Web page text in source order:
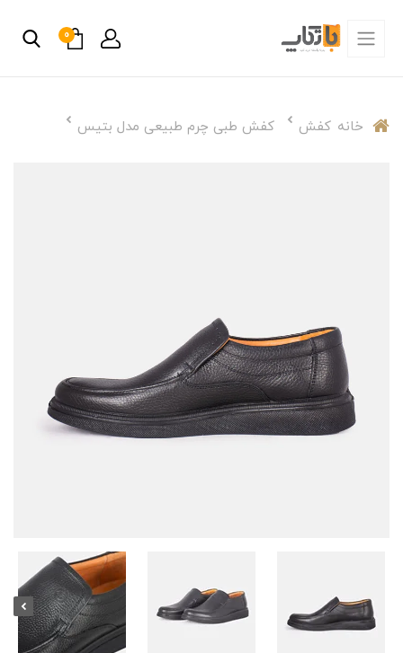
0
خانه کفش کفش طبی چرم طبیعی مدل بتیس